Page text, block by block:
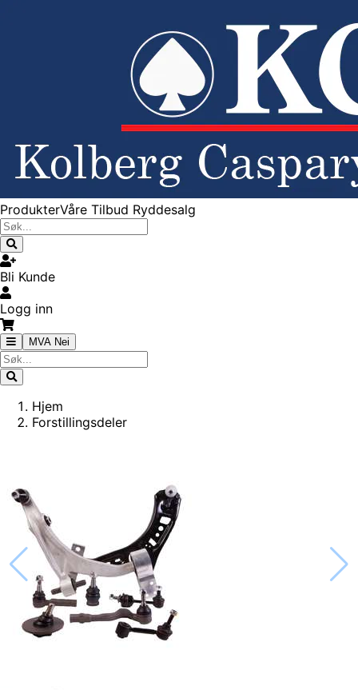
ProdukterVåre Tilbud Ryddesalg
Bli Kunde
Logg inn
MVA Nei
Hjem
Forstillingsdeler